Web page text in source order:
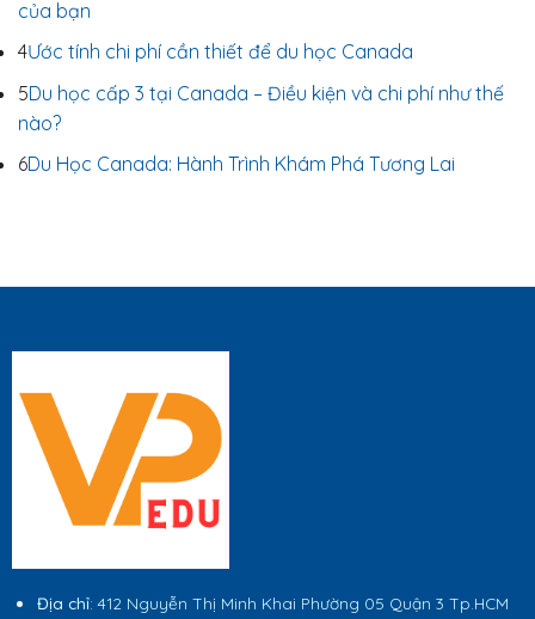
của bạn
4Ước tính chi phí cần thiết để du học Canada
5Du học cấp 3 tại Canada – Điều kiện và chi phí như thế
nào?
6Du Học Canada: Hành Trình Khám Phá Tương Lai
Địa chỉ: 412 Nguyễn Thị Minh Khai Phường 05 Quận 3 Tp.HCM